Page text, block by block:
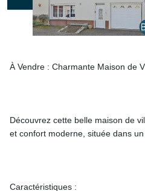
À Vendre : Charmante Maison de
Découvrez cette belle maison de
et confort moderne, située dans un
Caractéristiques :